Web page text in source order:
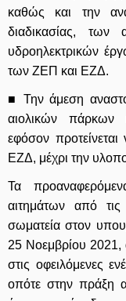
καθώς και την
διαδικασίας,
υδροηλεκτρικών
των ΖΕΠ και ΕΖΔ.
■ Την άμεση
αιολικών πάρκων
εφόσον
ΕΖΔ, μέχρι την
Τα
αιτημάτων από τις
σωματεία στον
25 Νοεμβρίου 2021,
στις οφειλόμενες
οπότε στην πράξη